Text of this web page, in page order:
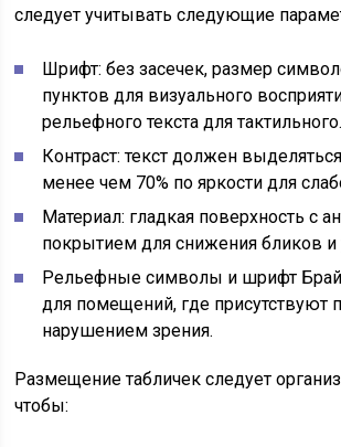
следует учитывать следующие
Шрифт: без засечек, размер
пунктов для визуального
рельефного текста для тактильного.
Контраст: текст должен
менее чем 70% по яркости для
Материал: гладкая поверхность с
покрытием для снижения бликов и
Рельефные символы и шрифт
для помещений, где присутствуют
нарушением зрения.
Размещение табличек следует
чтобы: